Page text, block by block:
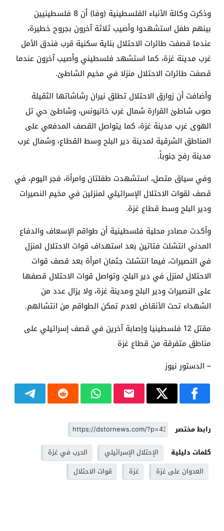
وذكرت وكالة الأنباء الفلسطينية (وفا) أن 8 فلسطينيين
بينهم طفل استشهدوا وأصيب ثلاثة آخرون بجروح خطيرة،
عندما قصفت طائرات الاحتلال بناية سكنية قرب فندق الأمل
غرب مدينة غزة، كما استشهد فلسطيني وأصيب آخرون عندما
قصفت طائرات الاحتلال منزلا في مخيم الشاطئ.
وأضافت أن زوارق الاحتلال تطلق نيران رشاشاتها الثقيلة
صوب شاطئ القرارة شمال غرب خانيونس، وشاطئ حي تل
الهوى غرب مدينة غزة، كما يتواصل القصف المدفعي على
المناطق الشرقية لمدينة دير البلح وسط القطاع، وشمال غرب
مدينة رفح جنوباً.
وفي سياق متصل، استشهدت طفلتان وامرأة، فجر اليوم، في
قصف لقوات الاحتلال الإسرائيلي لمنزلين في مخيم النصيرات
ودير البلح وسط قطاع غزة.
وأكدت مصادر محلية فلسطينية أن طواقم الإسعاف والدفاع
المدني انتشلت فتاتين بعد استهداف قوات الاحتلال لمنزل
في النصيرات، فيما انتشلت جثمان امرأة بعد قصف قوات
الاحتلال لمنزل في دير البلح، وتواصل قوات الاحتلال قصفها
على النصيرات ودير البلح ومدينة غزة، ولا يزال عدد من
الشهداء تحت الأنقاض لعدم تمكن الطواقم من انتشالهم.
مقتل 12 فلسطينيا وإصابة آخرين في قصف إسرائيلي على
مناطق متفرقة من قطاع غزة
– الدستور نيوز
رابط مختصر
كلمات دليلية
الإحتلال الإسرائيلي
الحرب في غزة
العدوان على غزة
غزة قوات الاحتلال